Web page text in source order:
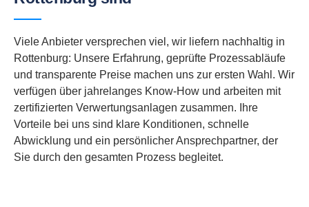
Viele Anbieter versprechen viel, wir liefern nachhaltig in
Rottenburg: Unsere Erfahrung, geprüfte Prozessabläufe
und transparente Preise machen uns zur ersten Wahl. Wir
verfügen über jahrelanges Know-How und arbeiten mit
zertifizierten Verwertungsanlagen zusammen. Ihre
Vorteile bei uns sind klare Konditionen, schnelle
Abwicklung und ein persönlicher Ansprechpartner, der
Sie durch den gesamten Prozess begleitet.